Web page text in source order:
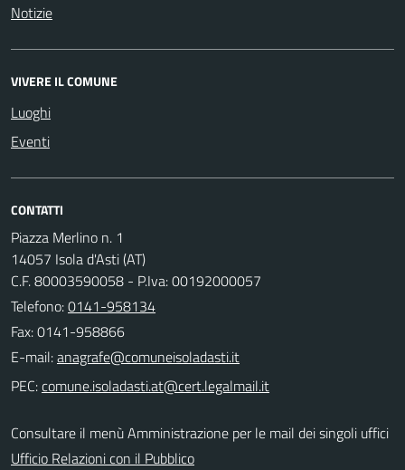
Notizie
VIVERE IL COMUNE
Luoghi
Eventi
CONTATTI
Piazza Merlino n. 1
14057 Isola d'Asti (AT)
C.F. 80003590058 - P.Iva: 00192000057
Telefono:0141-958134
Fax: 0141-958866
E-mail:
PEC:
Consultare il menù Amministrazione per le mail dei singoli uffici
Ufficio Relazioni con il Pubblico